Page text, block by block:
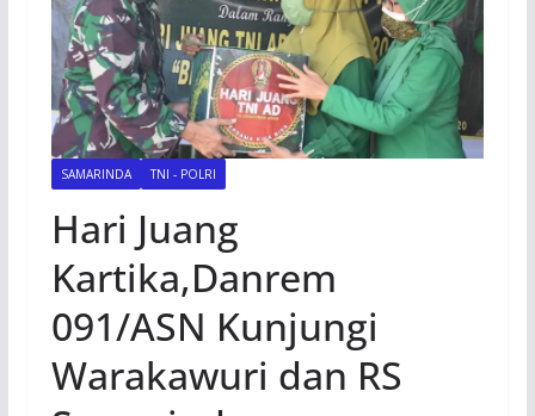
SAMARINDA TNI - POLRI
Hari Juang
Kartika,Danrem
091/ASN Kunjungi
Warakawuri dan RS